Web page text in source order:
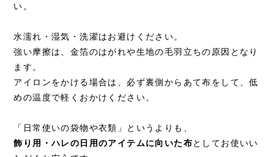
い。
水濡れ・湿気・洗濯はお避けください。
強い摩擦は、金箔のはがれや生地の毛羽立ちの原因となり
ます。
アイロンをかける場合は、必ず裏側からあて布をして、低
めの温度で軽くおかけください。
「日常使いの袋物や衣類」というよりも、
飾り用・ハレの日用のアイテムに向いた布としてお使いい